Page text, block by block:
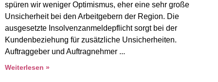
spüren wir weniger Optimismus, eher eine sehr große
Unsicherheit bei den Arbeitgebern der Region. Die
ausgesetzte Insolvenzanmeldepflicht sorgt bei der
Kundenbeziehung für zusätzliche Unsicherheiten.
Auftraggeber und Auftragnehmer
Weiterlesen »